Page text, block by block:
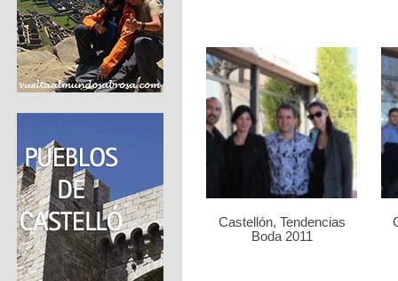
Castellón, Tendencias
Boda 2011